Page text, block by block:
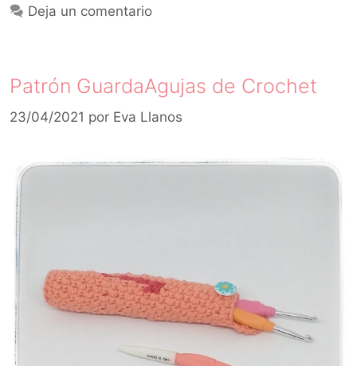
Deja un comentario
Patrón GuardaAgujas de Crochet
23/04/2021 por Eva Llanos